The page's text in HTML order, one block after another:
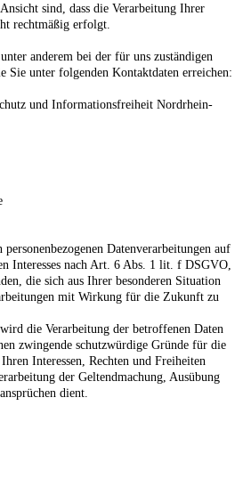
sind, dass die Verarbeitung Ihrer
rechtmäßig erfolgt.
anderem bei der für uns zuständigen
Sie unter folgenden Kontaktdaten erreichen:
und Informationsfreiheit Nordrhein-
Datenverarbeitungen auf
Interesses nach Art. 6 Abs. 1 lit. f DSGVO,
die sich aus Ihrer besonderen Situation
mit Wirkung für die Zukunft zu
die Verarbeitung der betroffenen Daten
zwingende schutzwürdige Gründe für die
Interessen, Rechten und Freiheiten
der Geltendmachung, Ausübung
dient.